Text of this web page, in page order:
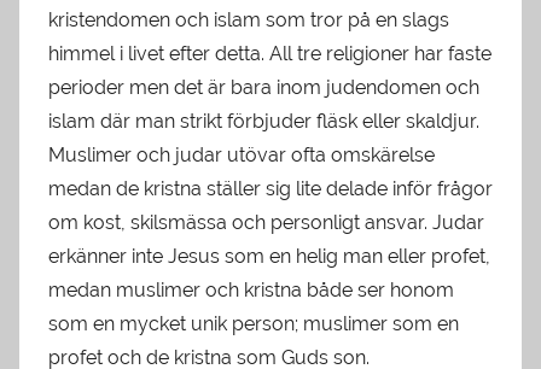
kristendomen och islam som tror på en slags
himmel i livet efter detta. All tre religioner har faste
perioder men det är bara inom judendomen och
islam där man strikt förbjuder fläsk eller skaldjur.
Muslimer och judar utövar ofta omskärelse
medan de kristna ställer sig lite delade inför frågor
om kost, skilsmässa och personligt ansvar. Judar
erkänner inte Jesus som en helig man eller profet,
medan muslimer och kristna både ser honom
som en mycket unik person; muslimer som en
profet och de kristna som Guds son.